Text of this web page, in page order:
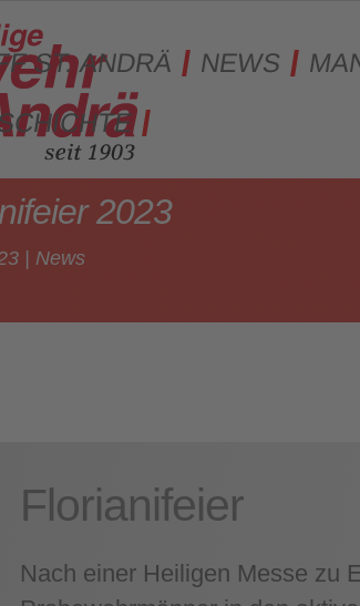
ST. ANDRÄ NEWS
2023
News
Florianifeier
Nach einer Heiligen Messe zu